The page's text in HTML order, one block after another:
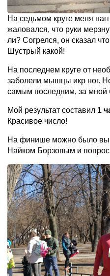
На седьмом круге меня
жаловался, что руки
ли? Согрелся, он сказал
Шустрый какой!
На последнем круге от
заболели мышцы икр ног.
самым последним, за
Мой результат составил 1
Красивое число!
На финише можно было
Найком Борзовым и